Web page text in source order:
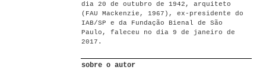
dia 20 de outubro de 1942, arquiteto
(FAU Mackenzie, 1967), ex-presidente do
IAB/SP e da Fundação Bienal de São
Paulo, faleceu no dia 9 de janeiro de
2017.
sobre o autor